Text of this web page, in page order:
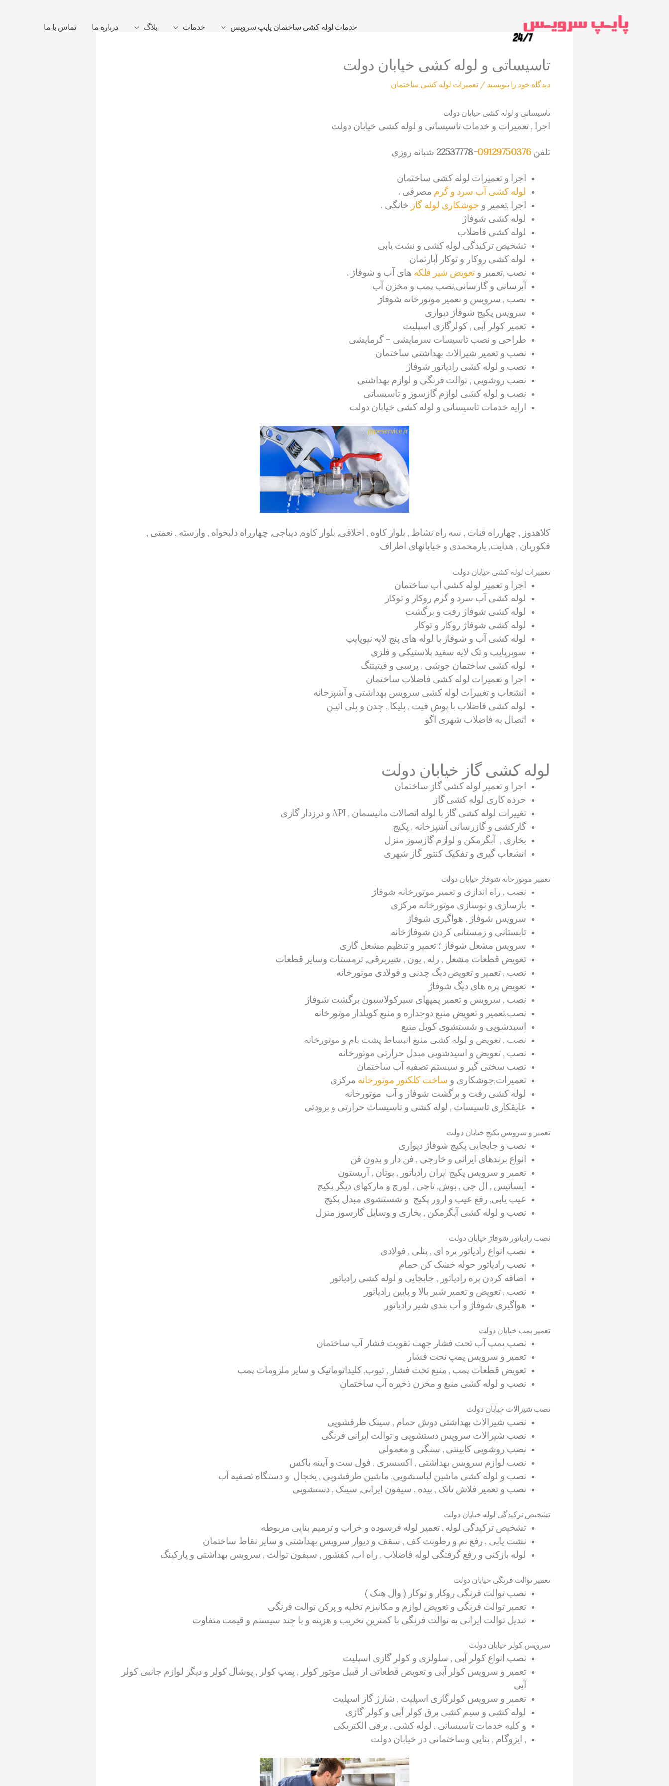
خدمات لوله کشی ساختمان پایپ سرویس خدمات بلاگ درباره ما تماس با ما
تاسیساتی و لوله کشی خیابان دولت
دیدگاه‌ خود را بنویسید /تعمیرات لوله کشی ساختمان
تاسیساتی و لوله کشی خیابان دولت
اجرا , تعمیرات و خدمات تاسیساتی و لوله کشی خیابان دولت
تلفن09129750376
-22537778 شبانه روزی
اجرا و تعمیرات لوله کشی ساختمان
لوله کشی آب سرد و گرم مصرفی .
اجرا ,تعمیر و جوشکاری لوله گاز خانگی .
لوله کشی شوفاژ
لوله کشی فاضلاب
تشخیص ترکیدگی لوله کشی و نشت یابی
لوله کشی روکار و توکار آپارتمان
نصب ,تعمیر وتعویض شیر فلکه های آب و شوفاژ .
آبرسانی و گارسانی,نصب پمپ و مخزن آب
نصب , سرویس و تعمیر موتورخانه شوفاژ
سرویس پکیج شوفاژ دیواری
تعمیر کولر آبی , کولرگازی اسپلیت
طراحی و نصب تاسیسات سرمایشی – گرمایشی
نصب و تعمیر شیرالات بهداشتی ساختمان
نصب و لوله کشی رادیاتور شوفاژ
نصب روشویی , توالت فرنگی و لوازم بهداشتی
نصب و لوله کشی لوازم گازسوز و تاسیساتی
ارایه خدمات تاسیساتی و لوله کشی خیابان دولت
کلاهدوز , چهارراه قنات , سه راه نشاط , بلوار کاوه , اخلاقی, بلوار کاوه, دیباجی, چهارراه دلبخواه , وارسته , نعمتی ,
فکوریان , هدایت, یارمحمدی و خیابانهای اطراف
تعمیرات لوله کشی خیابان دولت
اجرا و تعمیر لوله کشی آب ساختمان
لوله کشی آب سرد و گرم روکار و توکار
لوله کشی شوفاژ رفت و برگشت
لوله کشی شوفاژ روکار و توکار
لوله کشی آب و شوفاژ با لوله های پنج لایه نیوپایپ
سوپرپایپ و تک لایه سفید پلاستیکی و فلزی
لوله کشی ساختمان جوشی , پرسی و فیتیتنگ
اجرا و تعمیرات لوله کشی فاضلاب ساختمان
انشعاب و تغییرات لوله کشی سرویس بهداشتی و آشپزخانه
لوله کشی فاضلاب با پوش فیت , پلیکا , چدن و پلی اتیلن
اتصال به فاضلاب شهری اگو
لوله کشی گاز خیابان دولت
اجرا و تعمیر لوله کشی گاز ساختمان
خرده کاری لوله کشی گاز
تغییرات لوله کشی گاز با لوله اتصالات مانیسمان , API و درزدار گازی
گازکشی و گازرسانی آشپزخانه , پکیج
بخاری , آبگرمکن و لوازم گازسوز منزل
انشعاب گیری و تفکیک کنتور گاز شهری
تعمیر موتورخانه شوفاژ خیابان دولت
نصب , راه اندازی و تعمیر موتورخانه شوفاژ
بازسازی و نوسازی موتورخانه مرکزی
سرویس شوفاژ , هواگیری شوفاژ
تابستانی و زمستانی کردن شوفاژخانه
سرویس مشعل شوفاژ ؛ تعمیر و تنظیم مشعل گازی
تعویض قطعات مشعل , رله , یون , شیربرقی, ترمستات وسایر قطعات
نصب , تعمیر و تعویض دیگ چدنی و فولادی موتورخانه
تعویض پره های دیگ شوفاژ
نصب , سرویس و تعمیر پمپهای سیرکولاسیون برگشت شوفاژ
نصب,تعمیر و تعویض منبع دوجداره و منبع کویلدار موتورخانه
اسیدشویی و شستشوی کویل منبع
نصب , تعویض و لوله کشی منبع انبساط پشت بام و موتورخانه
نصب , تعویض و اسیدشویی مبدل حرارتی موتورخانه
نصب سختی گیر و سیستم تصفیه آب ساختمان
تعمیرات,جوشکاری و ساخت کلکتور موتورخانه مرکزی
لوله کشی رفت و برگشت شوفاژ و آب موتورخانه
عایقکاری تاسیسات , لوله کشی و تاسیسات حرارتی و برودتی
تعمیر و سرویس پکیج خیابان دولت
نصب و جابجایی پکیج شوفاژ دیواری
انواع برندهای ایرانی و خارجی , فن دار و بدون فن
تعمیر و سرویس پکیج ایران رادیاتور , بوتان , آریستون
ایساتیس , ال جی , بوش, تاچی , لورچ و مارکهای دیگر پکیج
عیب یابی, رفع عیب و ارور پکیج و شستشوی مبدل پکیج
نصب و لوله کشی آبگرمکن , بخاری و وسایل گازسوز منزل
نصب رادیاتور شوفاژ خیابان دولت
نصب انواع رادیاتور پره ای , پنلی , فولادی
نصب رادیاتور حوله خشک کن حمام
اضافه کردن پره رادیاتور , جابجایی و لوله کشی رادیاتور
نصب , تعویض و تعمیر شیر بالا و پایین رادیاتور
هواگیری شوفاژ و آب بندی شیر رادیاتور
تعمیر پمپ خیابان دولت
نصب پمپ آب تحت فشار جهت تقویت فشار آب ساختمان
تعمیر و سرویس پمپ تحت فشار
تعویض قطعات پمپ , منبع تحت فشار , تیوب, کلیداتوماتیک و سایر ملزومات پمپ
نصب و لوله کشی منبع و مخزن ذخیره آب ساختمان
نصب شیرالات خیابان دولت
نصب شیرالات بهداشتی دوش حمام , سینک ظرفشویی
نصب شیرالات سرویس دستشویی و توالت ایرانی فرنگی
نصب روشویی کابینتی , سنگی و معمولی
نصب لوازم سرویس بهداشتی , اکسسری , فول ست و آیینه باکس
نصب و لوله کشی ماشین لباسشویی, ماشین ظرفشویی , یخچال و دستگاه تصفیه آب
نصب و تعمیر فلاش تانک , بیده , سیفون ایرانی, سینک , دستشویی
تشخیص ترکیدگی لوله خیابان دولت
تشخیص ترکیدگی لوله , تعمیر لوله فرسوده و خراب و ترمیم بنایی مربوطه
نشت یابی , رفع نم و رطوبت کف , سقف و دیوار سرویس بهداشتی و سایر نقاط ساختمان
لوله بازکنی و رفع گرفتگی لوله فاضلاب , راه اب, کفشور , سیفون توالت , سرویس بهداشتی و پارکینگ
تعمیر توالت فرنگی خیابان دولت
نصب توالت فرنگی روکار و توکار ( وال هنک )
تعمیر توالت فرنگی و تعویض لوازم و مکانیزم تخلیه و پرکن توالت فرنگی
تبدیل توالت ایرانی به توالت فرنگی با کمترین تخریب و هزینه و با چند سیستم و قیمت متفاوت
سرویس کولر خیابان دولت
نصب انواع کولر آبی , سلولزی و کولر گازی اسپلیت
تعمیر و سرویس کولر آبی و تعویض قطعاتی از قبیل موتور کولر , پمپ کولر , پوشال کولر و دیگر لوازم جانبی کولر
آبی
تعمیر و سرویس کولرگازی اسپلیت , شارژ گاز اسپلیت
لوله کشی و سیم کشی برق کولر آبی و کولر گازی
و کلیه خدمات تاسیساتی , لوله کشی , برقی الکتریکی
, ایزوگام , بنایی وساختمانی در خیابان دولت